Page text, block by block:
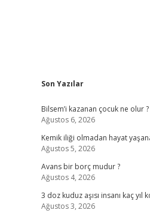
Sidebar
Son Yazılar
Bilsem’i kazanan çocuk ne olur ?
Ağustos 6, 2026
Kemik iliği olmadan hayat
Ağustos 5, 2026
Avans bir borç mudur ?
Ağustos 4, 2026
3 doz kuduz aşısı insanı kaç yıl
Ağustos 3, 2026